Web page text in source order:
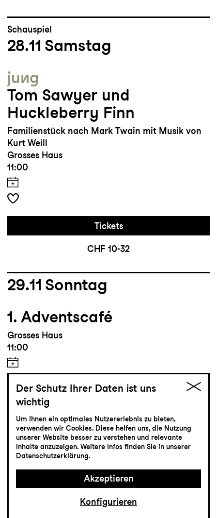
Schauspiel
28.11 Samstag
jung
Tom Sawyer und
Huckleberry Finn
Familienstück nach Mark Twain mit Musik von
Kurt Weill
Grosses Haus
11:00
Tickets
CHF 10-32
29.11 Sonntag
1. Adventscafé
Grosses Haus
11:00
Eintritt frei
Sonntag
From England with Love
Der Schutz Ihrer Daten ist uns
wichtig
Um Ihnen ein optimales Nutzererlebnis zu bieten,
verwenden wir Cookies. Diese helfen uns, die Nutzung
unserer Website besser zu verstehen und relevante
Inhalte anzuzeigen. Weitere Infos finden Sie in unserer
Datenschutzerklärung.
Akzeptieren
Konfigurieren